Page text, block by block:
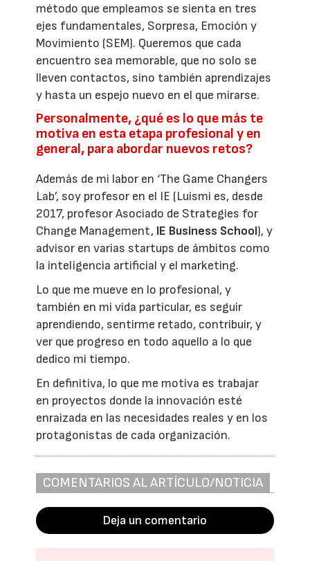
método que empleamos se sienta en tres
ejes fundamentales, Sorpresa, Emoción y
Movimiento (SEM). Queremos que cada
encuentro sea memorable, que no solo se
lleven contactos, sino también aprendizajes
y hasta un espejo nuevo en el que mirarse.
Personalmente, ¿qué es lo que más te
motiva en esta etapa profesional y en
general, para abordar nuevos retos?
Además de mi labor en ‘The Game Changers
Lab’, soy profesor en el IE (Luismi es, desde
2017, profesor Asociado de Strategies for
Change Management, IE Business School), y
advisor en varias startups de ámbitos como
la inteligencia artificial y el marketing.
Lo que me mueve en lo profesional, y
también en mi vida particular, es seguir
aprendiendo, sentirme retado, contribuir, y
ver que progreso en todo aquello a lo que
dedico mi tiempo.
En definitiva, lo que me motiva es trabajar
en proyectos donde la innovación esté
enraizada en las necesidades reales y en los
protagonistas de cada organización.
COMENTARIOS AL ARTÍCULO/NOTICIA
Deja un comentario